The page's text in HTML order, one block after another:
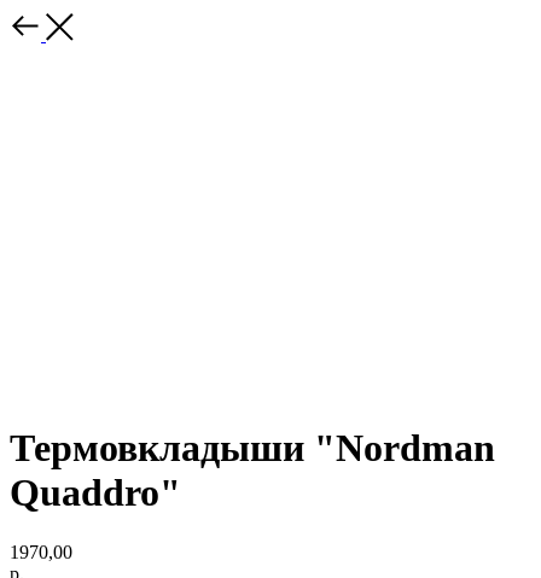
Термовкладыши "Nordman
Quaddro"
1970,00
р.